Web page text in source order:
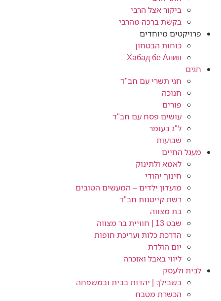
ביקור אצל הרבי
בקשת ברכה מהרבי
פרויקטים מיוחדים
כוחות הבטחון
Хабад бе Алия
חגים
חגי תשרי עם חב"ד
חנוכה
פורים
עושים פסח עם חב"ד
ל"ג בעומר
שבועות
מעגל החיים
לאמא ולתינוק
חינוך יהודי
מועדון ילדים – המעשים הטובים
רשת קייטנות חב"ד
בת מצווה
שבט 13 | חוויית בר מצווה
הדרכת כלות ועריכת חופות​
יום הולדת
ליווי באבל ואזכרה
לבית ולעסק
בשבילֵךְ | יהדות בבית ובמשפחה
הכשרת מטבח